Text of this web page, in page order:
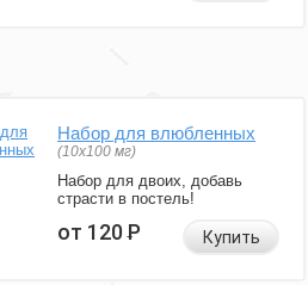
Набор для влюбленных
(10х100 мг)
Набор для двоих, добавь
страсти в постель!
от 120Р Купить